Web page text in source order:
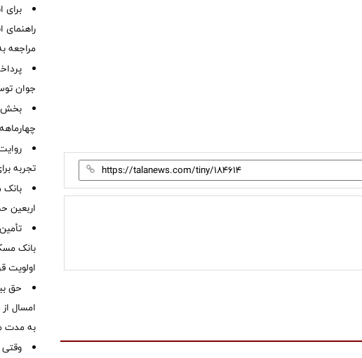
برای
راهنمای
مراجعه
جوان
بخش
چهارماهه/
تجربه
اربعین
بانک
اولویت
حق
به مدت
وقتی